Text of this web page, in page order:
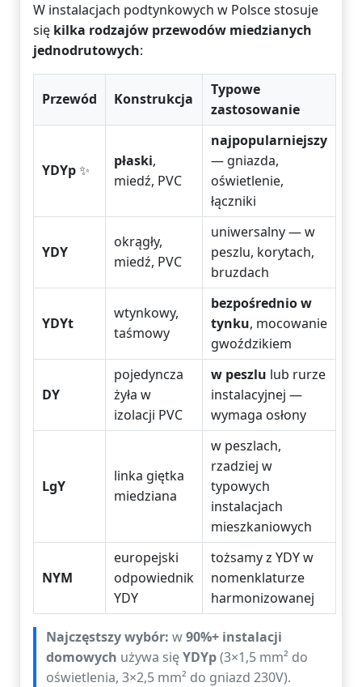
W instalacjach podtynkowych w Polsce stosuje
się kilka rodzajów przewodów miedzianych
jednodrutowych:
Przewód Konstrukcja
Typowe
zastosowanie
YDYp✨
płaski,
miedź, PVC
najpopularniejszy
— gniazda,
oświetlenie,
łączniki
YDY
okrągły,
miedź, PVC
uniwersalny — w
peszlu, korytach,
bruzdach
YDYt
wtynkowy,
taśmowy
bezpośrednio w
tynku, mocowanie
gwoździkiem
DY
pojedyncza
żyła w
izolacji PVC
w peszlu lub rurze
instalacyjnej —
wymaga osłony
LgY
linka giętka
miedziana
w peszlach,
rzadziej w
typowych
instalacjach
mieszkaniowych
NYM
europejski
odpowiednik
YDY
tożsamy z YDY w
nomenklaturze
harmonizowanej
Najczęstszy wybór: w90%+ instalacji
domowych używa sięYDYp(3×1,5 mm² do
oświetlenia, 3×2,5 mm² do gniazd 230V).